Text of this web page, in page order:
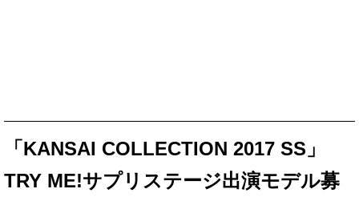
「KANSAI COLLECTION 2017 SS」
TRY ME!サプリステージ出演モデル募